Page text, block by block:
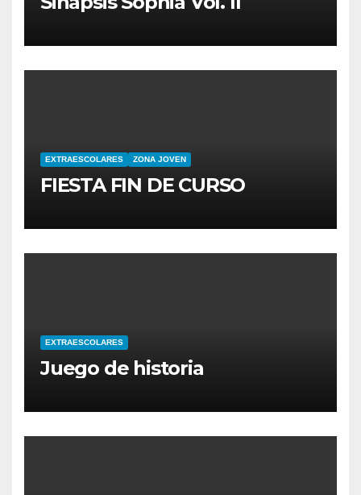
EXTRAESCOLARES ZONA JOVEN
FIESTA FIN DE CURSO
EXTRAESCOLARES
Juego de historia